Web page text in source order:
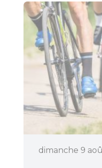
dimanche 9